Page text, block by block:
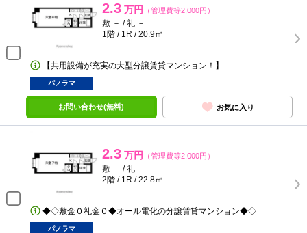
2.3 万円 （管理費等2,000円）
敷 － / 礼 －
1階 / 1R / 20.9㎡
【共用設備が充実の大型分譲賃貸マンション！】
パノラマ
お問い合わせ(無料) お気に入り
2.3 万円 （管理費等2,000円）
敷 － / 礼 －
2階 / 1R / 22.8㎡
◆◇敷金０礼金０◆オール電化の分譲賃貸マンション◆◇
パノラマ